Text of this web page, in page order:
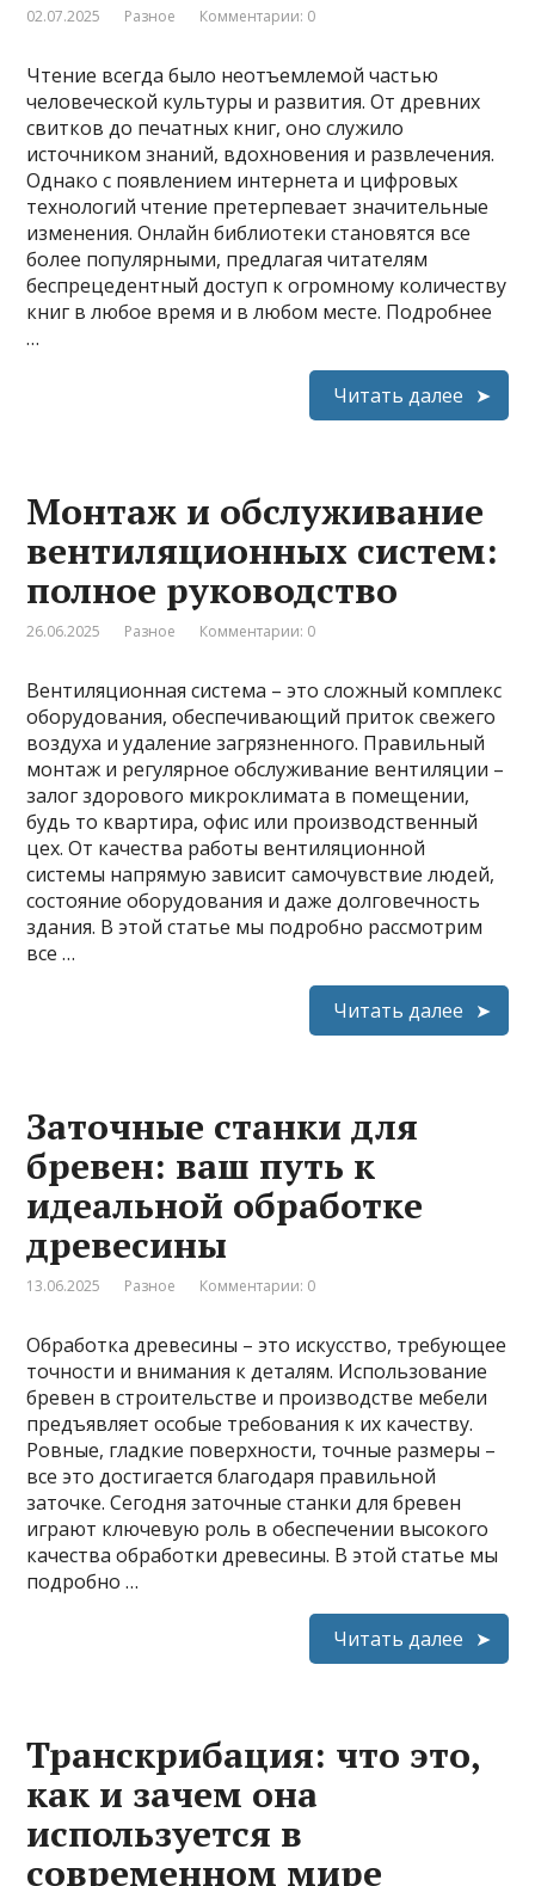
02.07.2025 Разное Комментарии: 0
Чтение всегда было неотъемлемой частью
человеческой культуры и развития. От древних
свитков до печатных книг, оно служило
источником знаний, вдохновения и развлечения.
Однако с появлением интернета и цифровых
технологий чтение претерпевает значительные
изменения. Онлайн библиотеки становятся все
более популярными, предлагая читателям
беспрецедентный доступ к огромному количеству
книг в любое время и в любом месте. Подробнее
…
Читать далее
Монтаж и обслуживание
вентиляционных систем:
полное руководство
26.06.2025 Разное Комментарии: 0
Вентиляционная система – это сложный комплекс
оборудования, обеспечивающий приток свежего
воздуха и удаление загрязненного. Правильный
монтаж и регулярное обслуживание вентиляции –
залог здорового микроклимата в помещении,
будь то квартира, офис или производственный
цех. От качества работы вентиляционной
системы напрямую зависит самочувствие людей,
состояние оборудования и даже долговечность
здания. В этой статье мы подробно рассмотрим
все …
Читать далее
Заточные станки для
бревен: ваш путь к
идеальной обработке
древесины
13.06.2025 Разное Комментарии: 0
Обработка древесины – это искусство, требующее
точности и внимания к деталям. Использование
бревен в строительстве и производстве мебели
предъявляет особые требования к их качеству.
Ровные, гладкие поверхности, точные размеры –
все это достигается благодаря правильной
заточке. Сегодня заточные станки для бревен
играют ключевую роль в обеспечении высокого
качества обработки древесины. В этой статье мы
подробно …
Читать далее
Транскрибация: что это,
как и зачем она
используется в
современном мире